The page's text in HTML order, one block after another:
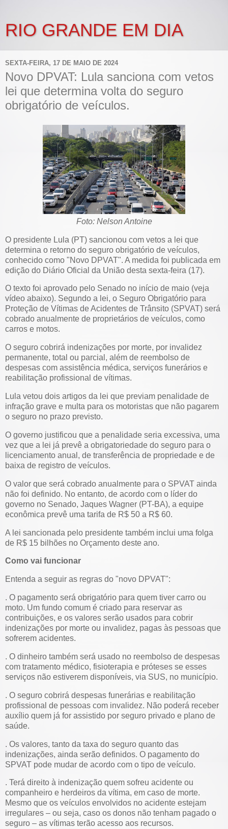
RIO GRANDE EM DIA
SEXTA-FEIRA, 17 DE MAIO DE 2024
Novo DPVAT: Lula sanciona com vetos
lei que determina volta do seguro
obrigatório de veículos.
Foto: Nelson Antoine
O presidente Lula (PT) sancionou com vetos a lei que
determina o retorno do seguro obrigatório de veículos,
conhecido como "Novo DPVAT". A medida foi publicada em
edição do Diário Oficial da União desta sexta-feira (17).
O texto foi aprovado pelo Senado no início de maio (veja
vídeo abaixo). Segundo a lei, o Seguro Obrigatório para
Proteção de Vítimas de Acidentes de Trânsito (SPVAT) será
cobrado anualmente de proprietários de veículos, como
carros e motos.
O seguro cobrirá indenizações por morte, por invalidez
permanente, total ou parcial, além de reembolso de
despesas com assistência médica, serviços funerários e
reabilitação profissional de vítimas.
Lula vetou dois artigos da lei que previam penalidade de
infração grave e multa para os motoristas que não pagarem
o seguro no prazo previsto.
O governo justificou que a penalidade seria excessiva, uma
vez que a lei já prevê a obrigatoriedade do seguro para o
licenciamento anual, de transferência de propriedade e de
baixa de registro de veículos.
O valor que será cobrado anualmente para o SPVAT ainda
não foi definido. No entanto, de acordo com o líder do
governo no Senado, Jaques Wagner (PT-BA), a equipe
econômica prevê uma tarifa de R$ 50 a R$ 60.
A lei sancionada pelo presidente também inclui uma folga
de R$ 15 bilhões no Orçamento deste ano.
Como vai funcionar
Entenda a seguir as regras do "novo DPVAT":
. O pagamento será obrigatório para quem tiver carro ou
moto. Um fundo comum é criado para reservar as
contribuições, e os valores serão usados para cobrir
indenizações por morte ou invalidez, pagas às pessoas que
sofrerem acidentes.
. O dinheiro também será usado no reembolso de despesas
com tratamento médico, fisioterapia e próteses se esses
serviços não estiverem disponíveis, via SUS, no município.
. O seguro cobrirá despesas funerárias e reabilitação
profissional de pessoas com invalidez. Não poderá receber
auxílio quem já for assistido por seguro privado e plano de
saúde.
. Os valores, tanto da taxa do seguro quanto das
indenizações, ainda serão definidos. O pagamento do
SPVAT pode mudar de acordo com o tipo de veículo.
. Terá direito à indenização quem sofreu acidente ou
companheiro e herdeiros da vítima, em caso de morte.
Mesmo que os veículos envolvidos no acidente estejam
irregulares – ou seja, caso os donos não tenham pagado o
seguro – as vítimas terão acesso aos recursos.